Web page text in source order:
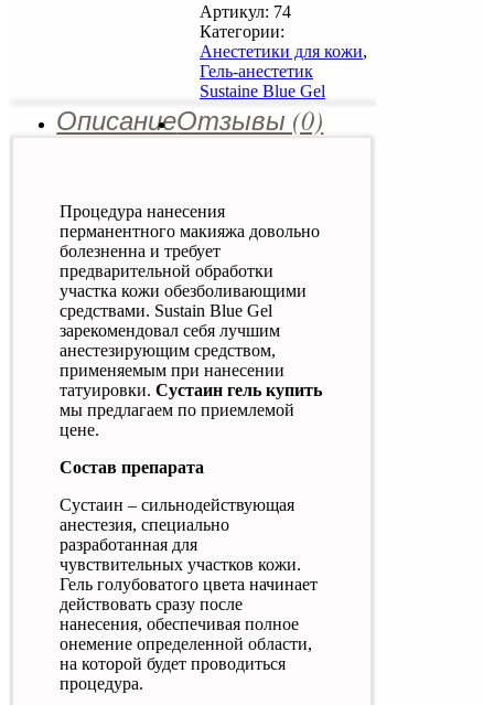
Артикул: 74
Категории:
Анестетики для кожи,
Гель-анестетик
Sustaine Blue Gel
ОписаниеОтзывы (0)
Процедура нанесения
перманентного макияжа довольно
болезненна и требует
предварительной обработки
участка кожи обезболивающими
средствами. Sustain Blue Gel
зарекомендовал себя лучшим
анестезирующим средством,
применяемым при нанесении
татуировки.Сустаин гель купить
мы предлагаем по приемлемой
цене.
Состав препарата
Сустаин – сильнодействующая
анестезия, специально
разработанная для
чувствительных участков кожи.
Гель голубоватого цвета начинает
действовать сразу после
нанесения, обеспечивая полное
онемение определенной области,
на которой будет проводиться
процедура.